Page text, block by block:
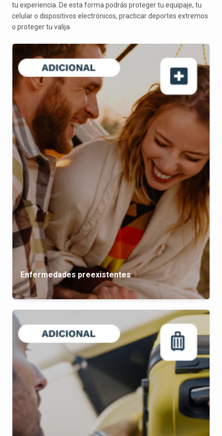
tu experiencia. De esta forma podrás proteger tu equipaje, tu
celular o dispositivos electrónicos, practicar deportes extremos
o proteger tu valija
Enfermedades preexistentes